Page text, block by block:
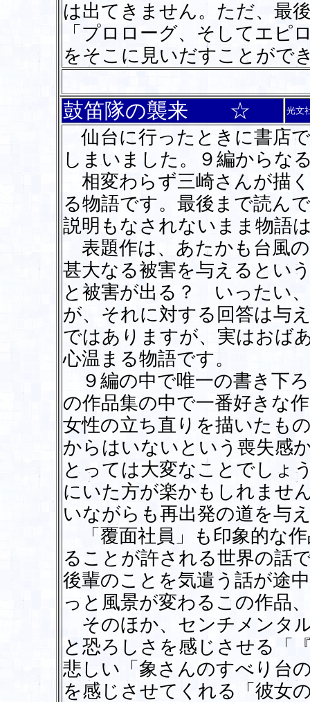
は出てきません。ただ、最
「プロローグ、そしてエピ
をそこに見いだすことがで
鼓笛隊の襲来 ☆ 光文
仙台に行ったときに書店
しまいました。９編からな
相変わらず三崎さんが描
る物語です。最後まで読ん
説明もなされないまま物語
表題作は、あたかも台風
甚大なる被害を与えるとい
と被害が出る？ いったい
が、それに対する回答は与
ではありますが、実はおば
心温まる物語です。
９編の中で唯一の書き下
の作品集の中で一番好きな
女性の立ち直りを描いたも
からはいないという喪失感
とっては大変なことでしょ
にいた方が楽かもしれませ
いながらも再出発の道を与
「覆面社員」も印象的な
ることが許される世界の話
後輩のことを気遣う話が途
っと風景が変わるこの作品
そのほか、センチメンタ
と恐ろしさを感じさせる「
悲しい「象さんのすべり台
を感じさせてくれる「彼女